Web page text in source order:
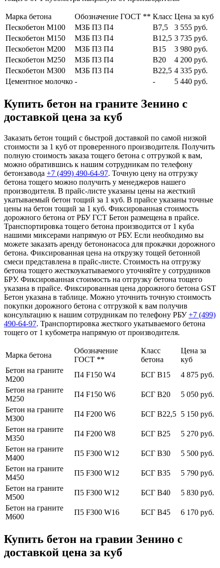
Марка бетона Обозначение ГОСТ ** Класс Цена за куб
Пескобетон М100
МЗБ П3 П4 В7,5
3 555 руб.
Пескобетон М150
МЗБ П3 П4 В12,5 3 735 руб.
Пескобетон М200
МЗБ П3 П4 В15
3 980 руб.
Пескобетон М250
МЗБ П3 П4 В20
4 200 руб.
Пескобетон М300
МЗБ П3 П4 В22,5 4 335 руб.
Цементное молочко - - 5 440 руб.
Купить бетон на граните Зенино с
доставкой цена за куб
Заказать бетон тощий с быстрой доставкой по самой низкой
стоимости за 1 куб от проверенного производителя. Получить
полную стоимость заказа тощего бетона с отгрузкой к вам,
можно обратившись к нашим сотрудникам по телефону
бетонзавода +7 (499) 490-64-97. Точную цену на отгрузку
бетона тощего можно получить у менеджеров нашего
производителя. В прайс-листе указаны цены на жесткий
укатываемый бетон тощий за 1 куб. В прайсе указаны точные
цены на бетон тощий за 1 куб. Фиксированная стоимость
дорожного бетона от РБУ ГСТ Бетон размещена в прайсе.
Транспортировка тощего бетона производится от 1 куба
нашими миксерами напрямую от РБУ. Если необходимо вы
можете заказать аренду бетононасоса для прокачки дорожного
бетона. Фиксированная цена на открузку тощей бетонной
смеси представлена в прайс-листе. Стоимость на отгрузку
бетона тощего жесткоукатываемого уточняйте у сотрудников
БРУ. Фиксированная стоимость на отгрузку бетона тощего
указана в прайсе. Фиксированная цена дорожного бетона GST
Бетон указана в таблице. Можно уточнить точную стоимость
покупки дорожного бетона с отгрузкой к вам получив
консультацию к нашим сотрудникам по телефону РБУ+7 (499)
490-64-97. Транспортировка жесткого укатываемого бетона
тощего от 1 кубометра напрямую от производителя.
Марка бетона
Обозначение
ГОСТ **
Класс
бетона
Цена за
куб
Бетон на граните
М200
П4 F150 W4 БСГ В15
4 875 руб.
Бетон на граните
М250
П4 F150 W6 БСГ В20
5 050 руб.
Бетон на граните
М300
П4 F200 W6 БСГ В22,5 5 150 руб.
Бетон на граните
М350
П4 F200 W8 БСГ В25
5 270 руб.
Бетон на граните
М400
П5 F300 W12 БСГ В30
5 500 руб.
Бетон на граните
М450
П5 F300 W12 БСГ В35
5 790 руб.
Бетон на граните
М500
П5 F300 W12 БСГ В40
5 830 руб.
Бетон на граните
М600
П5 F300 W16 БСГ В45 6 170 руб.
Купить бетон на гравии Зенино с
доставкой цена за куб